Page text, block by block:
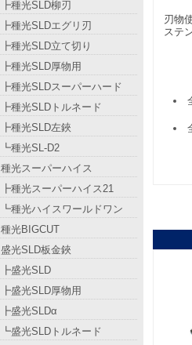
刃物
ステ
┣種光SLD柳刃
┣種光SLDエグリ刃
┣種光SLD立て切り
┣種光SLD厚物用
┣種光SLDスーパーハード
┣種光SLDトルネード
┣種光SLD左鋏
┗種光SL-D2
種光スーパーハイス
┣種光スーパーハイス21
┗種光ハイスワールドワン
種光BIGCUT
盛光SLD板金鋏
┣盛光SLD
┣盛光SLD厚物用
┣盛光SLDα
┗盛光SLDトルネード